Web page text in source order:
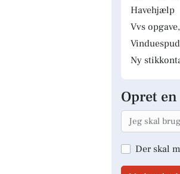
Havehjælp
Vvs
Ny
Opret
Der skal